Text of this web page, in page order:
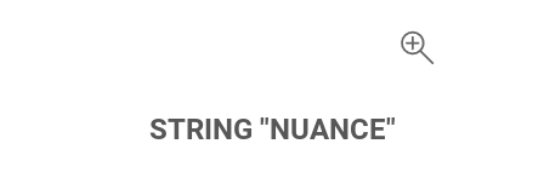
STRING "NUANCE"